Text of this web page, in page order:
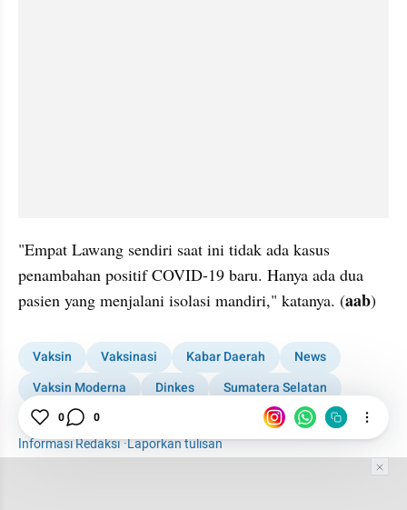
"Empat Lawang sendiri saat ini tidak ada kasus
penambahan positif COVID-19 baru. Hanya ada dua
pasien yang menjalani isolasi mandiri," katanya. (aab)
Vaksin Vaksinasi Kabar Daerah
News
Vaksin Moderna
Dinkes
Sumatera Selatan
Sumsel
Informasi Redaksi·Laporkan tulisan
0 0